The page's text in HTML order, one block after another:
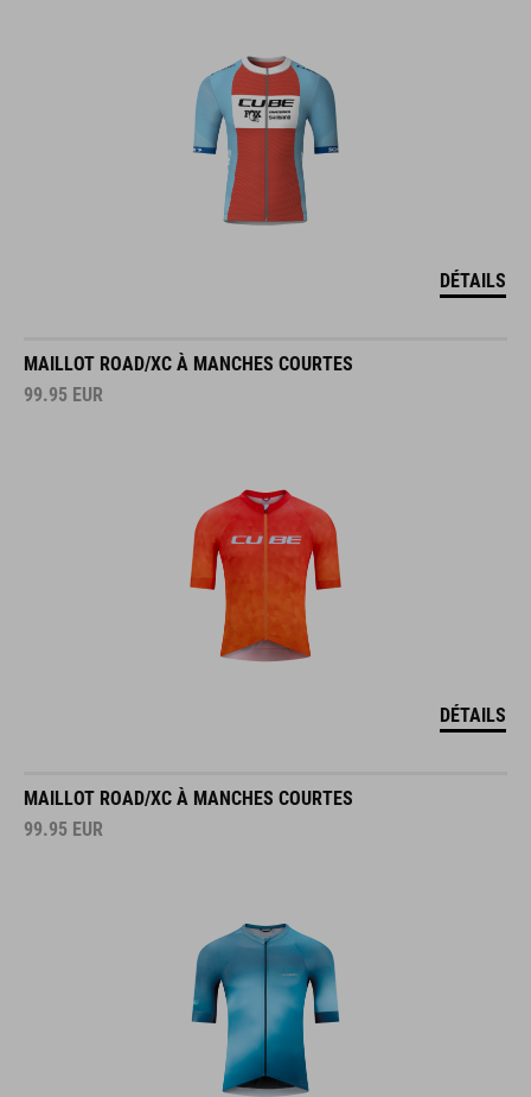
DÉTAILS
MAILLOT ROAD/XC À MANCHES COURTES
99.95 EUR
DÉTAILS
MAILLOT ROAD/XC À MANCHES COURTES
99.95 EUR